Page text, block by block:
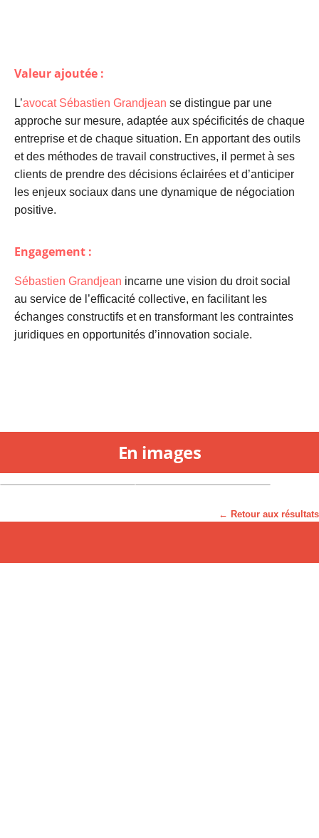
Valeur ajoutée :
L’avocat Sébastien Grandjean se distingue par une
approche sur mesure, adaptée aux spécificités de chaque
entreprise et de chaque situation. En apportant des outils
et des méthodes de travail constructives, il permet à ses
clients de prendre des décisions éclairées et d’anticiper
les enjeux sociaux dans une dynamique de négociation
positive.
Engagement :
Sébastien Grandjean incarne une vision du droit social
au service de l’efficacité collective, en facilitant les
échanges constructifs et en transformant les contraintes
juridiques en opportunités d’innovation sociale.
En images
← Retour aux résultats